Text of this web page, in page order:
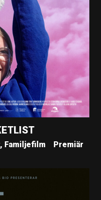
Familjefilm
Premiär